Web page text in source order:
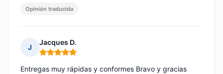
Opinión traducida
J
Jacques D.
Nota: 5 de 5
Entregas muy rápidas y conformes Bravo y gracias